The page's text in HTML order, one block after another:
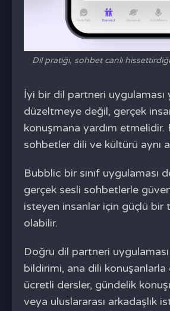
Dil pratiği, sohbet canlı
İyi bir dil partneri uygulaması
düzeltmeye değil, gerçek
konuşmana yardım etmelidir.
sohbetler dili ve kültürü aynı
Bubblic bir sınıf uygulaması
gerçek sesli sohbetlerle
isteyen insanlar için güçlü bir
olabilir.
Doğru dil partneri
bildirimi, ana dili konuşanlarla
ücretli dersler, gündelik
veya uluslararası arkadaşlık